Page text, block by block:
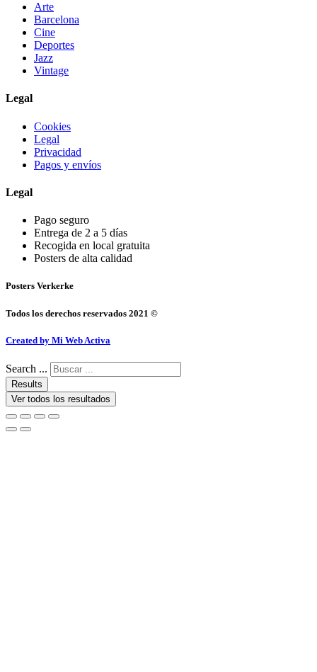
Arte
Barcelona
Cine
Deportes
Jazz
Vintage
Legal
Cookies
Legal
Privacidad
Pagos y envíos
Legal
Pago seguro
Entrega de 2 a 5 días
Recogida en local gratuita
Posters de alta calidad
Posters Verkerke
Todos los derechos reservados 2021 ©
Created by Mi Web Activa
Search ...
Results
Ver todos los resultados